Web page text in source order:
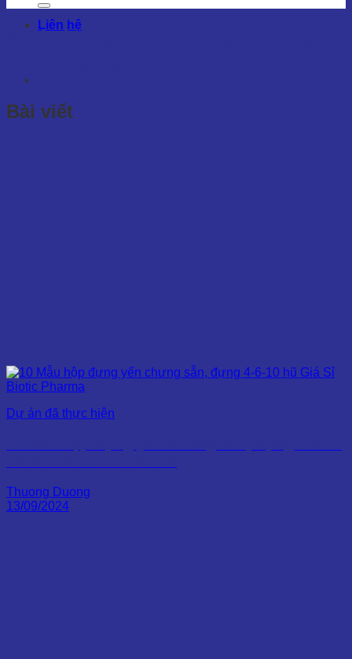
Liên hệ
Nội dung có thẻ
Bài viết
Dự án đã thực hiện
Thuong Duong
13/09/2024